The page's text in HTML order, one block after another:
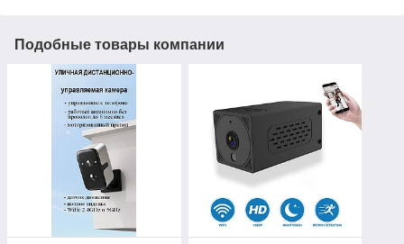
Подобные товары компании